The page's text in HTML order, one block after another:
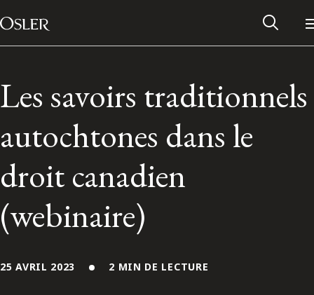
Passer au contenu
Main Navigation
Réseau des anciens d’Osler
Les savoirs traditionnels
autochtones dans le
droit canadien
(webinaire)
25 AVRIL 2023 2 MIN DE LECTURE